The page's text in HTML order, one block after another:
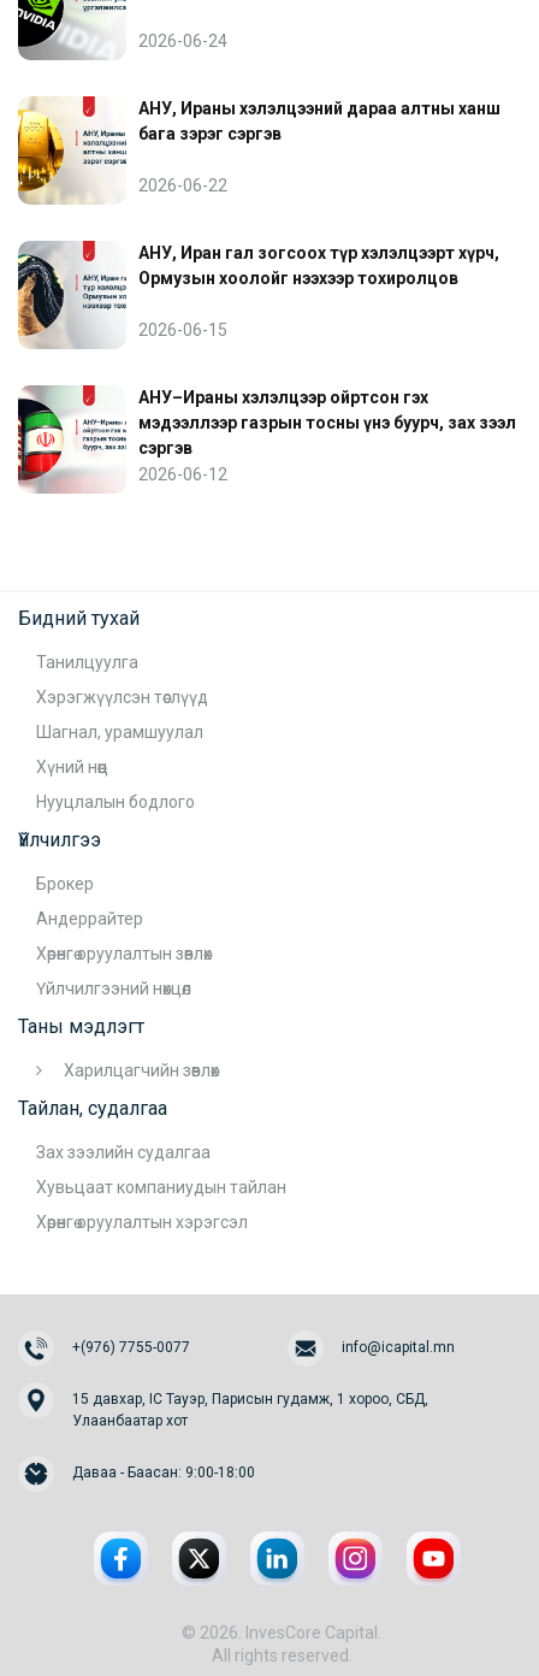
2026-06-24
АНУ, Ираны хэлэлцээний дараа алтны ханш
бага зэрэг сэргэв
2026-06-22
АНУ, Иран гал зогсоох түр хэлэлцээрт хүрч,
Ормузын хоолойг нээхээр тохиролцов
2026-06-15
АНУ–Ираны хэлэлцээр ойртсон гэх
мэдээллээр газрын тосны үнэ буурч, зах зээл
сэргэв
2026-06-12
Бидний тухай
Танилцуулга
Хэрэгжүүлсэн төслүүд
Шагнал, урамшуулал
Хүний нөөц
Нууцлалын бодлого
Үйлчилгээ
Брокер
Андеррайтер
Хөрөнгө оруулалтын зөвлөх
Үйлчилгээний нөхцөл
Таны мэдлэгт
Харилцагчийн зөвлөх
Тайлан, судалгаа
Зах зээлийн судалгаа
Хувьцаат компаниудын тайлан
Хөрөнгө оруулалтын хэрэгсэл
+(976) 7755-0077 info@icapital.mn
15 давхар, IC Тауэр, Парисын гудамж, 1 хороо, СБД,
Улаанбаатар хот
Даваа - Баасан: 9:00-18:00
© 2026. InvesCore Capital.
All rights reserved.